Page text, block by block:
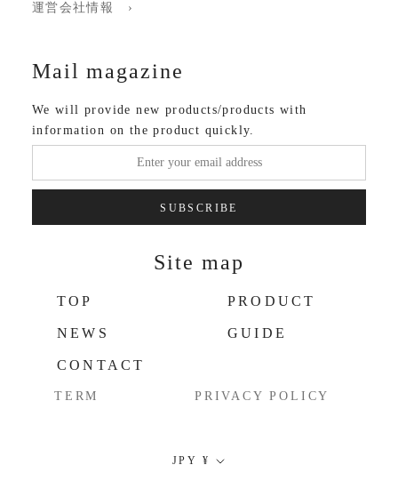
運営会社情報 ›
Mail magazine
We will provide new products/products with
information on the product quickly.
SUBSCRIBE
Site map
TOP PRODUCT
NEWS GUIDE
CONTACT
TERM PRIVACY POLICY
Currency
JPY ¥